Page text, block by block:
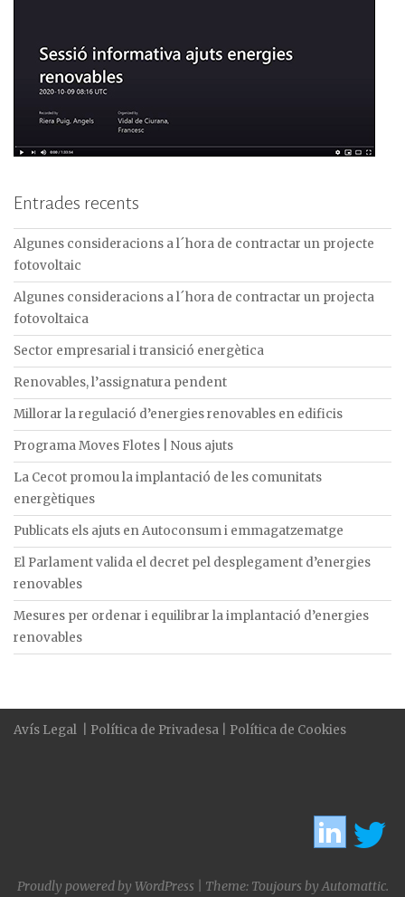
Entrades recents
Algunes consideracions a l´hora de contractar un projecte
fotovoltaic
Algunes consideracions a l´hora de contractar un projecta
fotovoltaica
Sector empresarial i transició energètica
Renovables, l’assignatura pendent
Millorar la regulació d’energies renovables en edificis
Programa Moves Flotes | Nous ajuts
La Cecot promou la implantació de les comunitats
energètiques
Publicats els ajuts en Autoconsum i emmagatzematge
El Parlament valida el decret pel desplegament d’energies
renovables
Mesures per ordenar i equilibrar la implantació d’energies
renovables
Avís Legal Política de Privadesa Política de Cookies
Proudly powered by WordPress Theme: Toujours byAutomattic.